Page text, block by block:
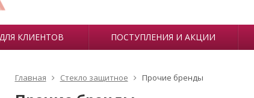
КЛИЕНТОВ ПОСТУПЛЕНИЯ И АКЦИИ
Главная Стекло защитное Прочие бренды